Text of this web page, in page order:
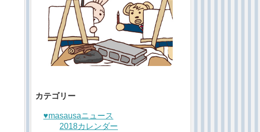
カテゴリー
♥︎masausaニュース
2018カレンダー